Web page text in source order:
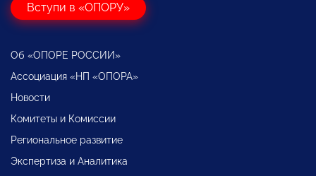
Вступи в «ОПОРУ»
Об «ОПОРЕ РОССИИ»
Ассоциация «НП «ОПОРА»
Новости
Комитеты и Комиссии
Региональное развитие
Экспертиза и Аналитика